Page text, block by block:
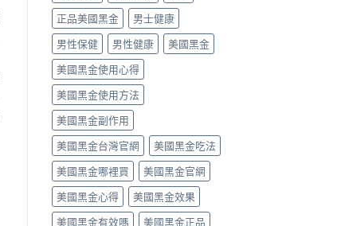
正品美國黑金
男士健康
男性保健
男性健康
美國黑金
美國黑金使用心得
美國黑金使用方法
美國黑金副作用
美國黑金台灣官網
美國黑金吃法
美國黑金哪裡買
美國黑金官網
美國黑金心得
美國黑金效果
美國黑金有效嗎
美國黑金正品